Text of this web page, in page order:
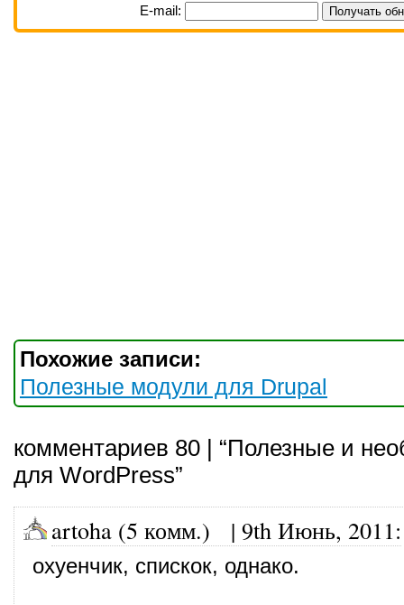
E-mail:
Похожие записи:
Полезные модули для Drupal
комментариев 80 | “Полезные и
для WordPress”
artoha (5 комм.) | 9th Июнь, 2011:
охуенчик, спискок, однако.